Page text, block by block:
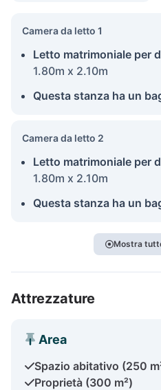
Camera da letto 1
Letto matrimoniale per
1.80m x 2.10m
Questa stanza ha un
Camera da letto 2
Letto matrimoniale per
1.80m x 2.10m
Questa stanza ha un
Mostra
Attrezzature
Area
Spazio abitativo (250
Proprietà (300 m²)